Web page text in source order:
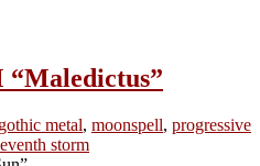
gothic metal, moonspell, progressive
storm